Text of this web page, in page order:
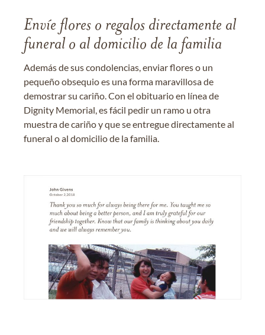
Envíe flores o regalos directamente al
funeral o al domicilio de la familia
Además de sus condolencias, enviar flores o un
pequeño obsequio es una forma maravillosa de
demostrar su cariño. Con el obituario en línea de
Dignity Memorial, es fácil pedir un ramo u otra
muestra de cariño y que se entregue directamente al
funeral o al domicilio de la familia.